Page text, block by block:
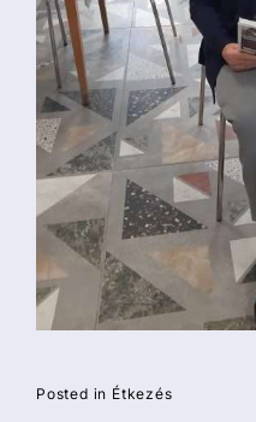
Posted in Étkezés